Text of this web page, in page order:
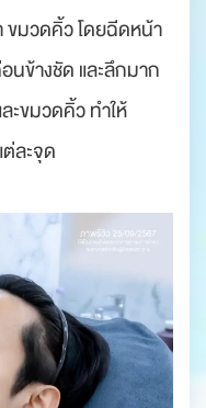
ขมวดคิ้ว โดยฉีดหน้า
นข้างชัด และลึกมาก
ะขมวดคิ้ว ทำให้
ละจุด